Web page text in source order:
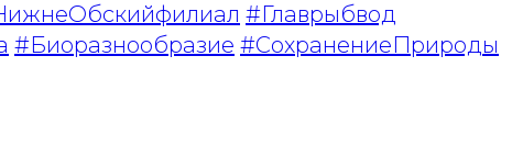
#Главрыбвод
#Биоразнообразие #СохранениеПрироды